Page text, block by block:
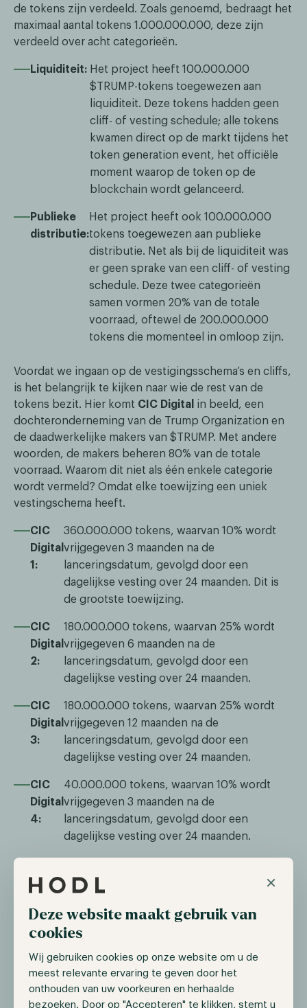
×
Deze website maakt gebruik van
cookies
Wij gebruiken cookies op onze website om u de
meest relevante ervaring te geven door het
onthouden van uw voorkeuren en herhaalde
bezoeken. Door op "Accepteren" te klikken, stemt u
de tokens zijn verdeeld. Zoals genoemd, bedraagt het
maximaal aantal tokens 1.000.000.000, deze zijn
verdeeld over acht categorieën.
Liquiditeit: Het project heeft 100.000.000
$TRUMP-tokens toegewezen aan
liquiditeit. Deze tokens hadden geen
cliff- of vesting schedule; alle tokens
kwamen direct op de markt tijdens het
token generation event, het officiële
moment waarop de token op de
blockchain wordt gelanceerd.
Publieke
distributie:
Het project heeft ook 100.000.000
tokens toegewezen aan publieke
distributie. Net als bij de liquiditeit was
er geen sprake van een cliff- of vesting
schedule. Deze twee categorieën
samen vormen 20% van de totale
voorraad, oftewel de 200.000.000
tokens die momenteel in omloop zijn.
Voordat we ingaan op de vestigingsschema’s en cliffs,
is het belangrijk te kijken naar wie de rest van de
tokens bezit. Hier komt CIC Digital in beeld, een
dochteronderneming van de Trump Organization en
de daadwerkelijke makers van $TRUMP. Met andere
woorden, de makers beheren 80% van de totale
voorraad. Waarom dit niet als één enkele categorie
wordt vermeld? Omdat elke toewijzing een uniek
vestingschema heeft.
CIC
Digital
1:
360.000.000 tokens, waarvan 10% wordt
vrijgegeven 3 maanden na de
lanceringsdatum, gevolgd door een
dagelijkse vesting over 24 maanden. Dit is
de grootste toewijzing.
CIC
Digital
2:
180.000.000 tokens, waarvan 25% wordt
vrijgegeven 6 maanden na de
lanceringsdatum, gevolgd door een
dagelijkse vesting over 24 maanden.
CIC
Digital
3:
180.000.000 tokens, waarvan 25% wordt
vrijgegeven 12 maanden na de
lanceringsdatum, gevolgd door een
dagelijkse vesting over 24 maanden.
CIC
Digital
4:
40.000.000 tokens, waarvan 10% wordt
vrijgegeven 3 maanden na de
lanceringsdatum, gevolgd door een
dagelijkse vesting over 24 maanden.
Digitalvrijgegeven 6 maanden na de
dagelijkse vesting over 24 maanden.
Digital
6:
vrijgegeven 12 maanden na de
lanceringsdatum, gevolgd door een
dagelijkse vesting over 24 maanden.